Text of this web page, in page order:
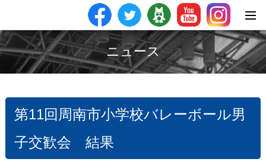
ニュース
第11回周南市小学校バレーボール男
子交歓会 結果